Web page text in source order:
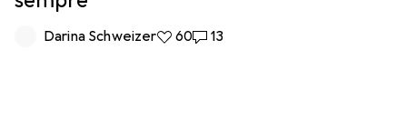
Darina Schweizer60 like
6013 commenti
13